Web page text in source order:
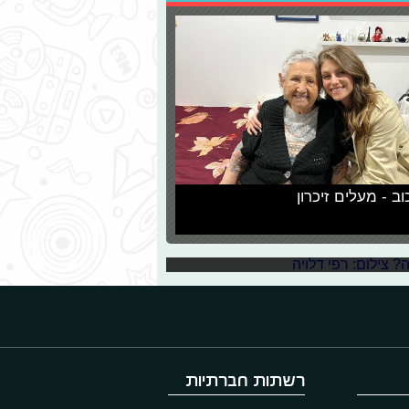
- מעלים זיכרון
חוזרים בתשובה?
מהמגזר החרדי וביניהם מצאנו
רשתות חברתיות